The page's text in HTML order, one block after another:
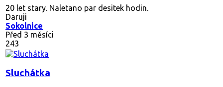
20 let stary. Naletano par desitek hodin.
Daruji
Sokolnice
Před 3 měsíci
243
Sluchátka